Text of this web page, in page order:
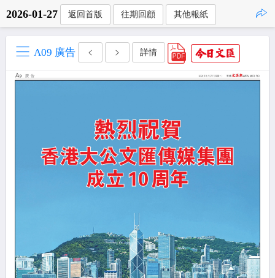
2026-01-27 返回首版 往期回顧 其他報紙
A09 廣告 詳情